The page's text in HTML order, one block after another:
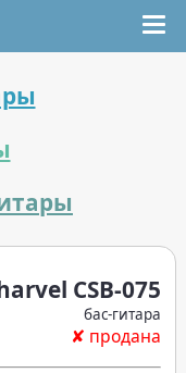
CSB-075
бас-гитара
✘ продана